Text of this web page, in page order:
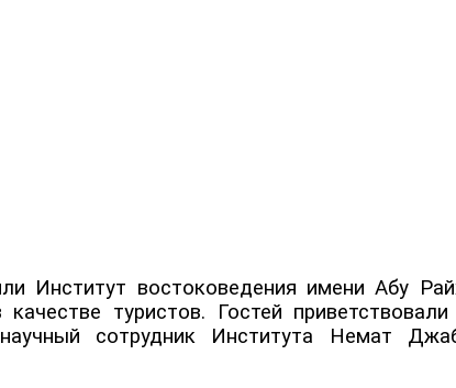
Институт востоковедения имени Абу
туристов. Гостей
сотрудник Института Немат